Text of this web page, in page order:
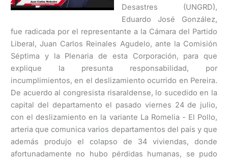
Desastres (UNGRD),
Eduardo José González,
fue radicada por el representante a la Cámara del Partido
Liberal, Juan Carlos Reinales Agudelo, ante la Comisión
Séptima y la Plenaria de esta Corporación, para que
explique la presunta responsabilidad, por
incumplimientos, en el deslizamiento ocurrido en Pereira.
De acuerdo al congresista risaraldense, lo sucedido en la
capital del departamento el pasado viernes 24 de julio,
con el deslizamiento en la variante La Romelia - El Pollo,
arteria que comunica varios departamentos del país y que
además produjo el colapso de 34 viviendas, donde
afortunadamente no hubo pérdidas humanas, se pudo